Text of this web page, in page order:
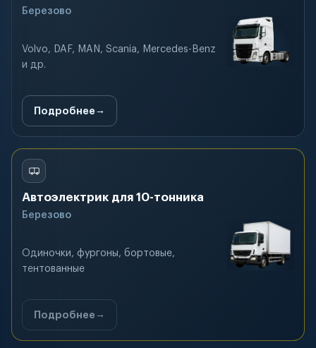
Березово
Volvo, DAF, MAN, Scania, Mercedes-Benz
и др.
Подробнее
Автоэлектрик для 10-тонника
Березово
Одиночки, фургоны, бортовые,
тентованные
Подробнее